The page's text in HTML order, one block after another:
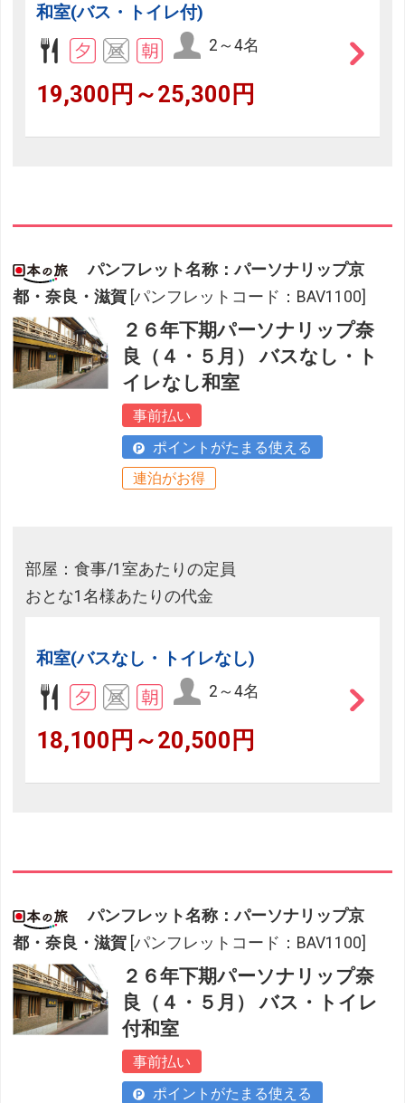
和室(バス・トイレ付)
2～4名
19,300円～25,300円
パンフレット名称：パーソナリップ京
都・奈良・滋賀 [パンフレットコード：BAV1100]
２６年下期パーソナリップ奈
良（４・５月） バスなし・ト
イレなし和室
事前払い
ポイントがたまる使える
連泊がお得
部屋：食事/1室あたりの定員
おとな1名様あたりの代金
和室(バスなし・トイレなし)
2～4名
18,100円～20,500円
パンフレット名称：パーソナリップ京
都・奈良・滋賀 [パンフレットコード：BAV1100]
２６年下期パーソナリップ奈
良（４・５月） バス・トイレ
付和室
事前払い
ポイントがたまる使える